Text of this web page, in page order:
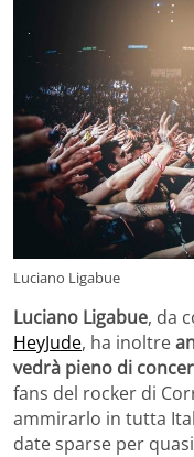
Luciano Ligabue
Luciano Ligabue, da
HeyJude, ha inoltre
vedrà pieno di
fans del rocker di
ammirarlo in tutta
date sparse per